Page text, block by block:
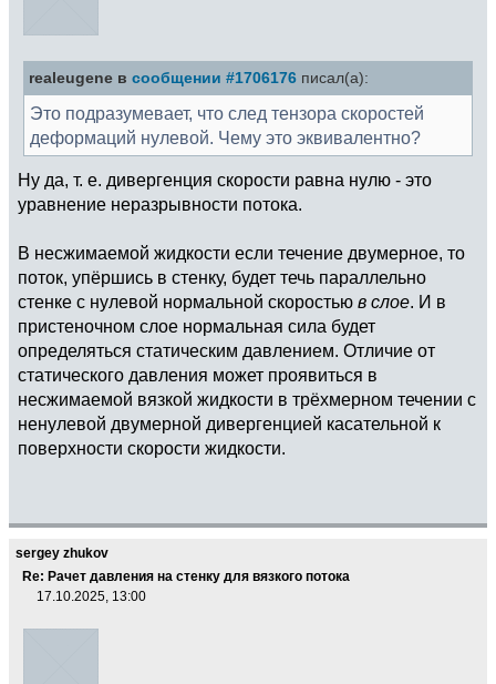
realeugene в сообщении #1706176 писал(а):
Это подразумевает, что след тензора скоростей
деформаций нулевой. Чему это эквивалентно?
Ну да, т. е. дивергенция скорости равна нулю - это
уравнение неразрывности потока.
В несжимаемой жидкости если течение двумерное, то
поток, упёршись в стенку, будет течь параллельно
стенке с нулевой нормальной скоростью в слое . И в
пристеночном слое нормальная сила будет
определяться статическим давлением. Отличие от
статического давления может проявиться в
несжимаемой вязкой жидкости в трёхмерном течении с
ненулевой двумерной дивергенцией касательной к
поверхности скорости жидкости.
sergey zhukov
Re: Рачет давления на стенку для вязкого потока
17.10.2025, 13:00